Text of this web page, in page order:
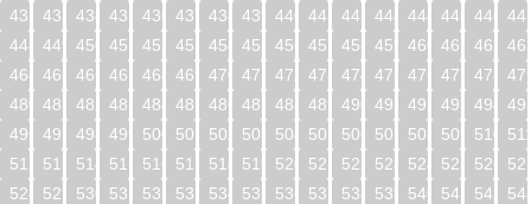
432
433 434 435 436 437 438 439 440 441 442 443 444 445 446
448
449 450 451 452 453 454 455 456 457 458 459 460 461 462
464
465 466 467 468 469 470 471 472 473 474 475 476 477 478
480
481 482 483 484 485 486 487 488 489 490 491 492 493 494
496
497 498 499 500 501 502 503 504 505 506 507 508 509 510
512
513 514 515 516 517 518 519 520 521 522 523 524 525 526
528
529 530 531 532 533 534 535 536 537 538 539 540 541 542